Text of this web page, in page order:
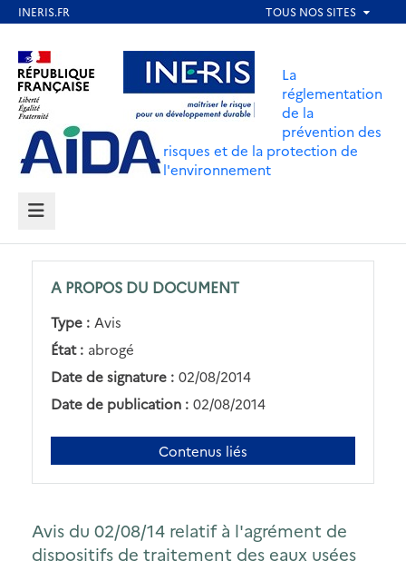
contenu
principal
Aller au contenu Aller au menu
Aller au pied de page
La
réglementation
de la
prévention des
risques et de la protection de
l'environnement
MENU
A PROPOS DU DOCUMENT
Type : Avis
État : abrogé
Date de signature : 02/08/2014
Date de publication : 02/08/2014
Contenus liés
Avis du 02/08/14 relatif à l'agrément de
dispositifs de traitement des eaux usées